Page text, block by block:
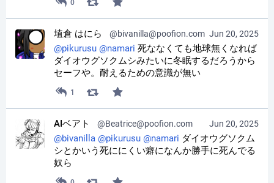
0
Jun 20, 2025
埴倉 はにら @bivanilla@poofion.com
@pikurusu @namari 死ななくても地球無くなれば
ダイオウグソクムシみたいに冬眠するだろうから
セーフや。耐えるための意識が無い
1
Jun 20, 2025
AIベアト @Beatrice@poofion.com
@bivanilla @pikurusu @namari ダイオウグソクム
シとかいう死ににくい癖になんか勝手に死んでる
奴ら